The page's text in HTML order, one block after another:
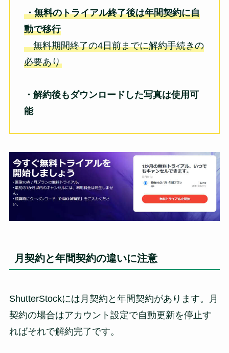
・無料のトライアル終了後は年間契約に自
動で移行
無料期間終了の4日前までに解約手続きの
必要あり
・解約後もダウンロードした写真は使用可
能
月契約と年間契約の違いに注意
ShutterStockには月契約と年間契約があります。月
契約の場合はアカウント設定で自動更新を停止す
ればそれで解約完了です。